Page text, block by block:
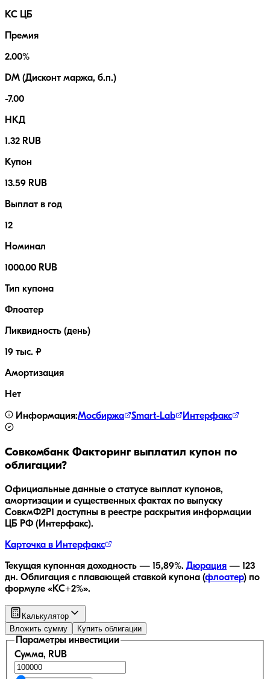
КС ЦБ
Премия
2.00%
DM (Дисконт маржа, б.п.)
-7.00
НКД
1.32 RUB
Купон
13.59 RUB
Выплат в год
12
Номинал
1000.00 RUB
Тип купона
Флоатер
Ликвидность (день)
19 тыс. ₽
Амортизация
Нет
Информация:Мосбиржа Smart-Lab Интерфакс
Совкомбанк Факторинг выплатил купон по
облигации?
Официальные данные о статусе выплат купонов,
амортизации и существенных фактах по выпуску
СовкмФ2Р1 доступны в реестре раскрытия информации
ЦБ РФ (Интерфакс).
Карточка в Интерфакс
Текущая купонная доходность — 15,89%. Дюрация — 123
дн. Облигация с плавающей ставкой купона (флоатер) по
формуле «КС+2%».
Калькулятор
Вложить сумму
Купить облигации
Параметры инвестиции
Сумма, RUB